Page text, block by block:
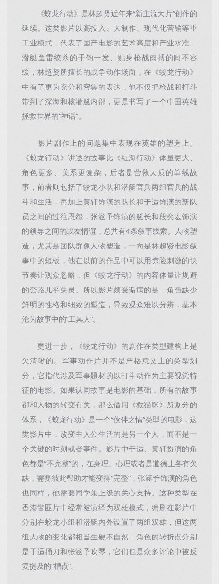
《蛟龙行动》是林超贤近年来“新主流大片”创作的
延续。这类影片以高投入、大制作、现代化营销等重
工业模式，代表了国产电影的艺术高度和产业水准。
潜艇鱼雷绞杀的千钧一发、贴身枪战肉搏的间不容
缓，林超贤所擅长的战争动作场面，在《蛟龙行动》
中有了更为充分和密集的表达，他不仅把枪战和打斗
带到了深海和核潜艇内部，更是书写了一个中国英雄
拯救世界的“神话”。
影片剧作上的问题集中表现在英雄的塑造上。
《蛟龙行动》讲述的故事比《红海行动》体量更大、
角色更多、关系更复杂，后者是营救人质的单线故
事，前者则包括了蛟龙小队和潜艇官兵两组官兵的战
斗和生活，再加上黄轩饰演的队长和于适饰演的新队
员之间的过往恩怨，张涵予饰演的艇长和段奕宏饰演
的领导之间的战友情谊，总共有4条叙事线索。人物塑
造，尤其是团队群像人物塑造，一向是林超贤电影叙
事中的短板，他在以前的作品中可以用惊险刺激的快
节奏让观众忽略，但《蛟龙行动》的内容体量让规避
的套路几乎失灵。所以影片颇受诟病的是，角色缺少
鲜明的性格和细致的塑造，导致观众难以分辨，基本
沦为故事中的“工具人”。
更进一步，《蛟龙行动》的剧作在类型建构上是
欠清晰的。军事动作片并不是严格意义上的类型划
分，它指代涉及军事题材的以打斗动作为主要视觉特
征的电影。如果认同故事是电影的基础，所有的故事
都和人物的转变有关，那么借用《救猫咪》所划分的
体系，《蛟龙行动》是一个“伙伴之情”类型的电影，这
类影片中，改变主人公生活的是另一个人，而不是一
个关键的时刻或者事件。影片中于适、黄轩扮演的角
色都是“不完整”的，在身理、心理或者是道德上各有欠
缺，需要彼此帮助才能变得“完整”，张涵予饰演的角色
也同样，他需要同学兼上级的关心支持。这种类型在
香港警匪片中经常被演绎为双雄模式，编剧在影片中
分别在蛟龙小组和潜艇内外设置了两组双雄，但这两
组人物的变化都相当生硬不自然，角色的转折点分别
是于适捅刀和张涵予吹琴，它们也是众多评论中被反
复提及的“槽点”。